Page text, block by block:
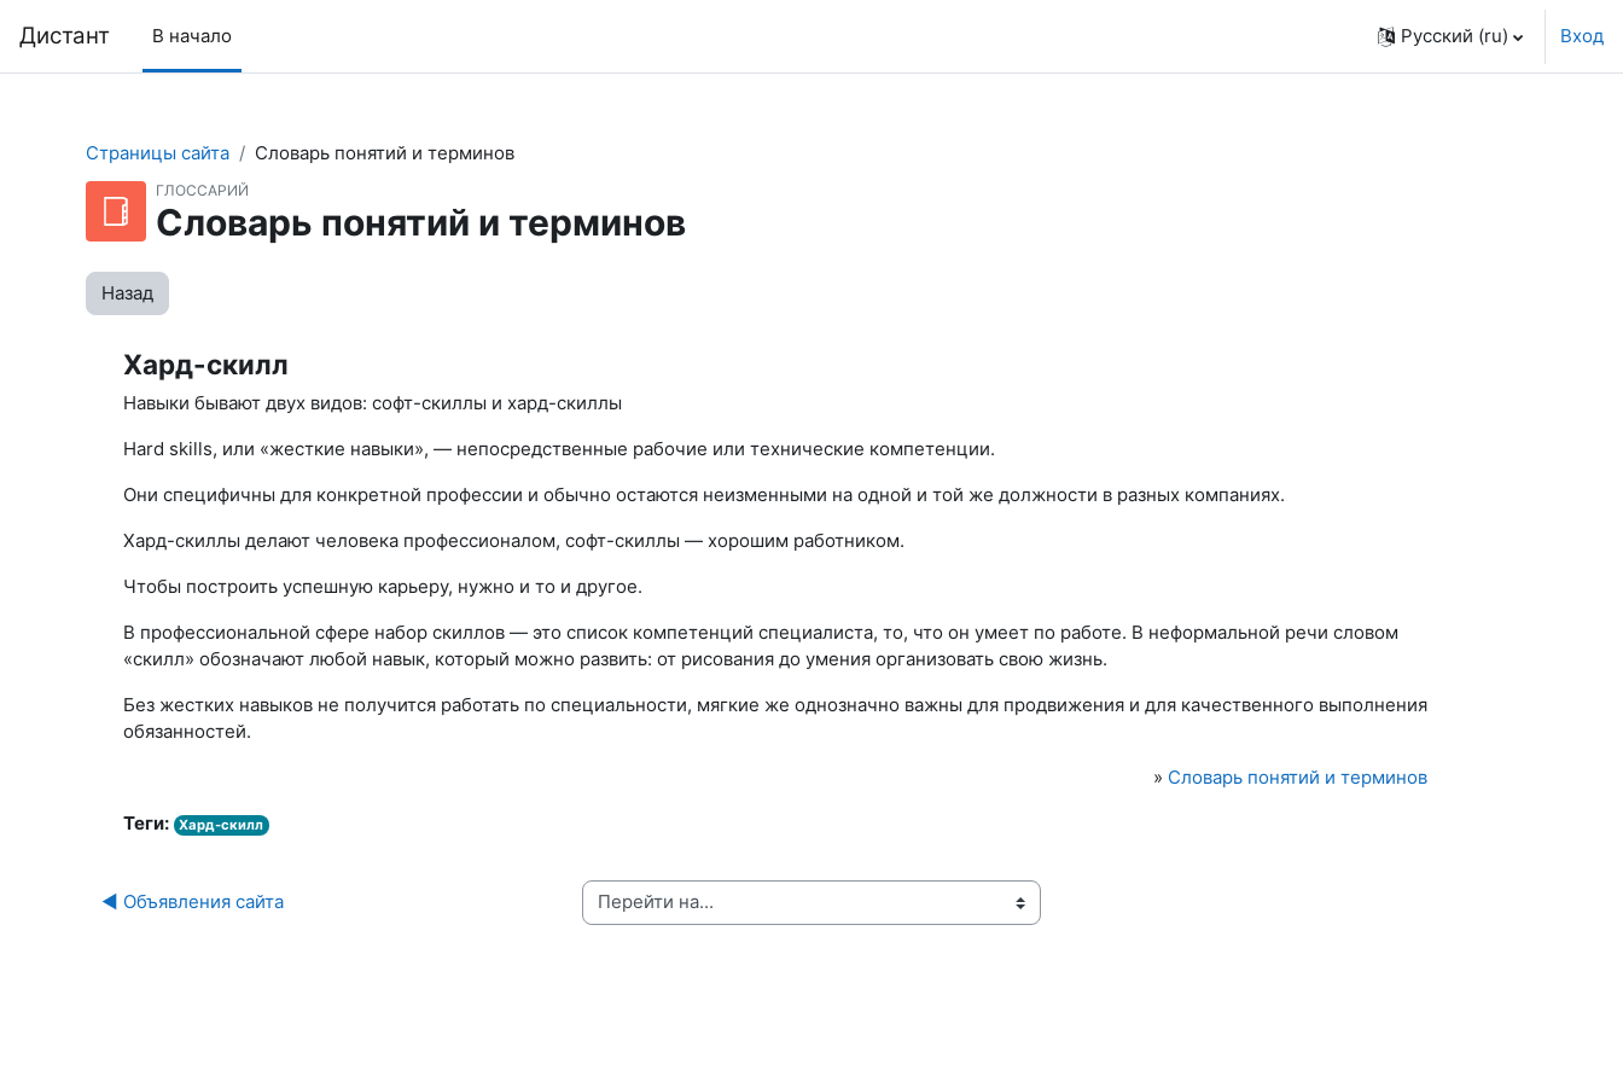
Дистант В начало Русский ‎(ru)‎ Вход
Страницы сайта Словарь понятий и терминов
ГЛОССАРИЙ
Словарь понятий и терминов
Назад
Хард-скилл
Навыки бывают двух видов: софт-скиллы и хард-скиллы
Hard skills, или «жесткие навыки», — непосредственные рабочие или технические компетенции.
Они специфичны для конкретной профессии и обычно остаются неизменными на одной и той же должности в разных компаниях.
Хард-скиллы делают человека профессионалом, софт-скиллы — хорошим работником.
Чтобы построить успешную карьеру, нужно и то и другое.
В профессиональной сфере набор скиллов — это список компетенций специалиста, то, что он умеет по работе. В неформальной речи словом
«скилл» обозначают любой навык, который можно развить: от рисования до умения организовать свою жизнь.
Без жестких навыков не получится работать по специальности, мягкие же однозначно важны для продвижения и для качественного выполнения
обязанностей.
» Словарь понятий и терминов
Теги:
Хард-скилл
◀︎ Объявления сайта Перейти на...